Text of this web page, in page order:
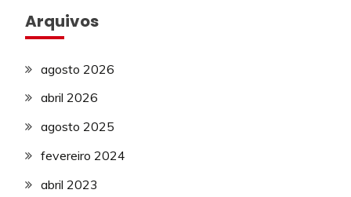
Arquivos
agosto 2026
abril 2026
agosto 2025
fevereiro 2024
abril 2023